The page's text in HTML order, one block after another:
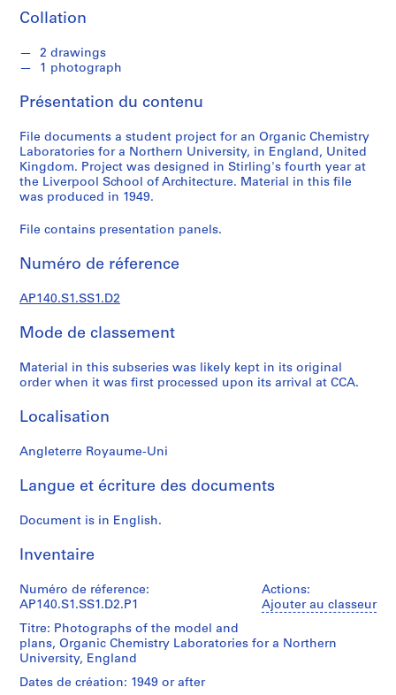
l
f
r
é
r
i
e
)
J
m
s
S
i
l
i
g
a
e
r
s
,
c
i
Collation
2 drawings
1 photograph
Présentation du contenu
File documents a student project for an Organic Chemistry
Laboratories for a Northern University, in England, United
Kingdom. Project was designed in Stirling's fourth year at
the Liverpool School of Architecture. Material in this file
was produced in 1949.
File contains presentation panels.
Numéro de réference
AP140.S1.SS1.D2
Mode de classement
Material in this subseries was likely kept in its original
order when it was first processed upon its arrival at CCA.
Localisation
Angleterre Royaume-Uni
Langue et écriture des documents
Document is in English.
Inventaire
Actions:
Ajouter au classeur
Numéro de réference:
AP140.S1.SS1.D2.P1
Titre: Photographs of the model and
plans, Organic Chemistry Laboratories for a Northern
University, England
Dates de création: 1949 or after